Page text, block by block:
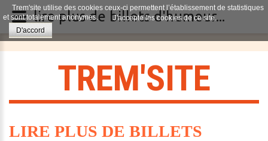
TREM'SITE
LIRE PLUS DE BILLETS
Trem'site utilise des cookies ceux-ci permettent l’établissement de statistiques
et sont totalement anonymes.
J'accepte les cookies de ce site.
D'accord
lire plus de billets d'humeur...